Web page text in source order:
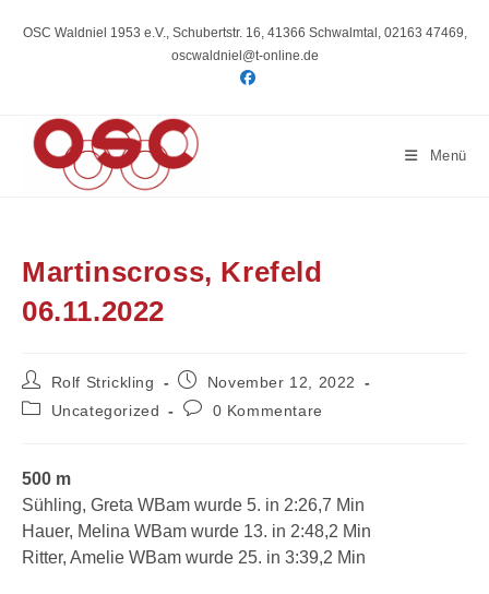
InhaltOSC Waldniel 1953 e.V., Schubertstr. 16, 41366 Schwalmtal, 02163 47469,
oscwaldniel@t-online.de
Menü
Martinscross, Krefeld
06.11.2022
Beitrags-
Autor:
Rolf Strickling
Beitrag
veröffentlicht:
November 12, 2022
Beitrags-Uncategorized
Beitrags-
0 Kommentare
500 m
Sühling, Greta WBam wurde 5. in 2:26,7 Min
Hauer, Melina WBam wurde 13. in 2:48,2 Min
Ritter, Amelie WBam wurde 25. in 3:39,2 Min